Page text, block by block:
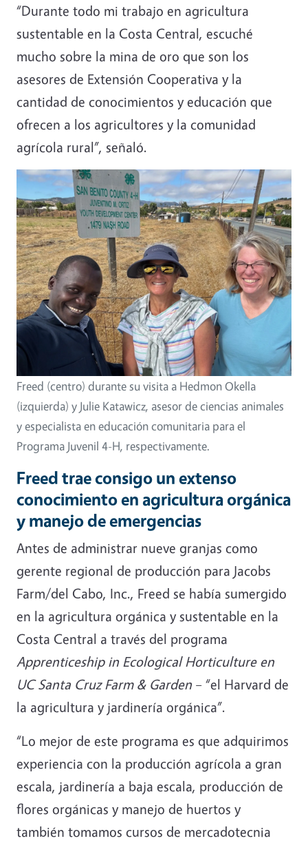
“Durante todo mi trabajo en agricultura
sustentable en la Costa Central, escuché
mucho sobre la mina de oro que son los
asesores de Extensión Cooperativa y la
cantidad de conocimientos y educación que
ofrecen a los agricultores y la comunidad
agrícola rural”, señaló.
Image
Freed (centro) durante su visita a Hedmon Okella
(izquierda) y Julie Katawicz, asesor de ciencias animales
y especialista en educación comunitaria para el
Programa Juvenil 4-H, respectivamente.
Freed trae consigo un extenso
conocimiento en agricultura orgánica
y manejo de emergencias
Antes de administrar nueve granjas como
gerente regional de producción para Jacobs
Farm/del Cabo, Inc., Freed se había sumergido
en la agricultura orgánica y sustentable en la
Costa Central a través del programa
Apprenticeship in Ecological Horticulture en
UC Santa Cruz Farm & Garden– “el Harvard de
la agricultura y jardinería orgánica”.
“Lo mejor de este programa es que adquirimos
experiencia con la producción agrícola a gran
escala, jardinería a baja escala, producción de
flores orgánicas y manejo de huertos y
también tomamos cursos de mercadotecnia